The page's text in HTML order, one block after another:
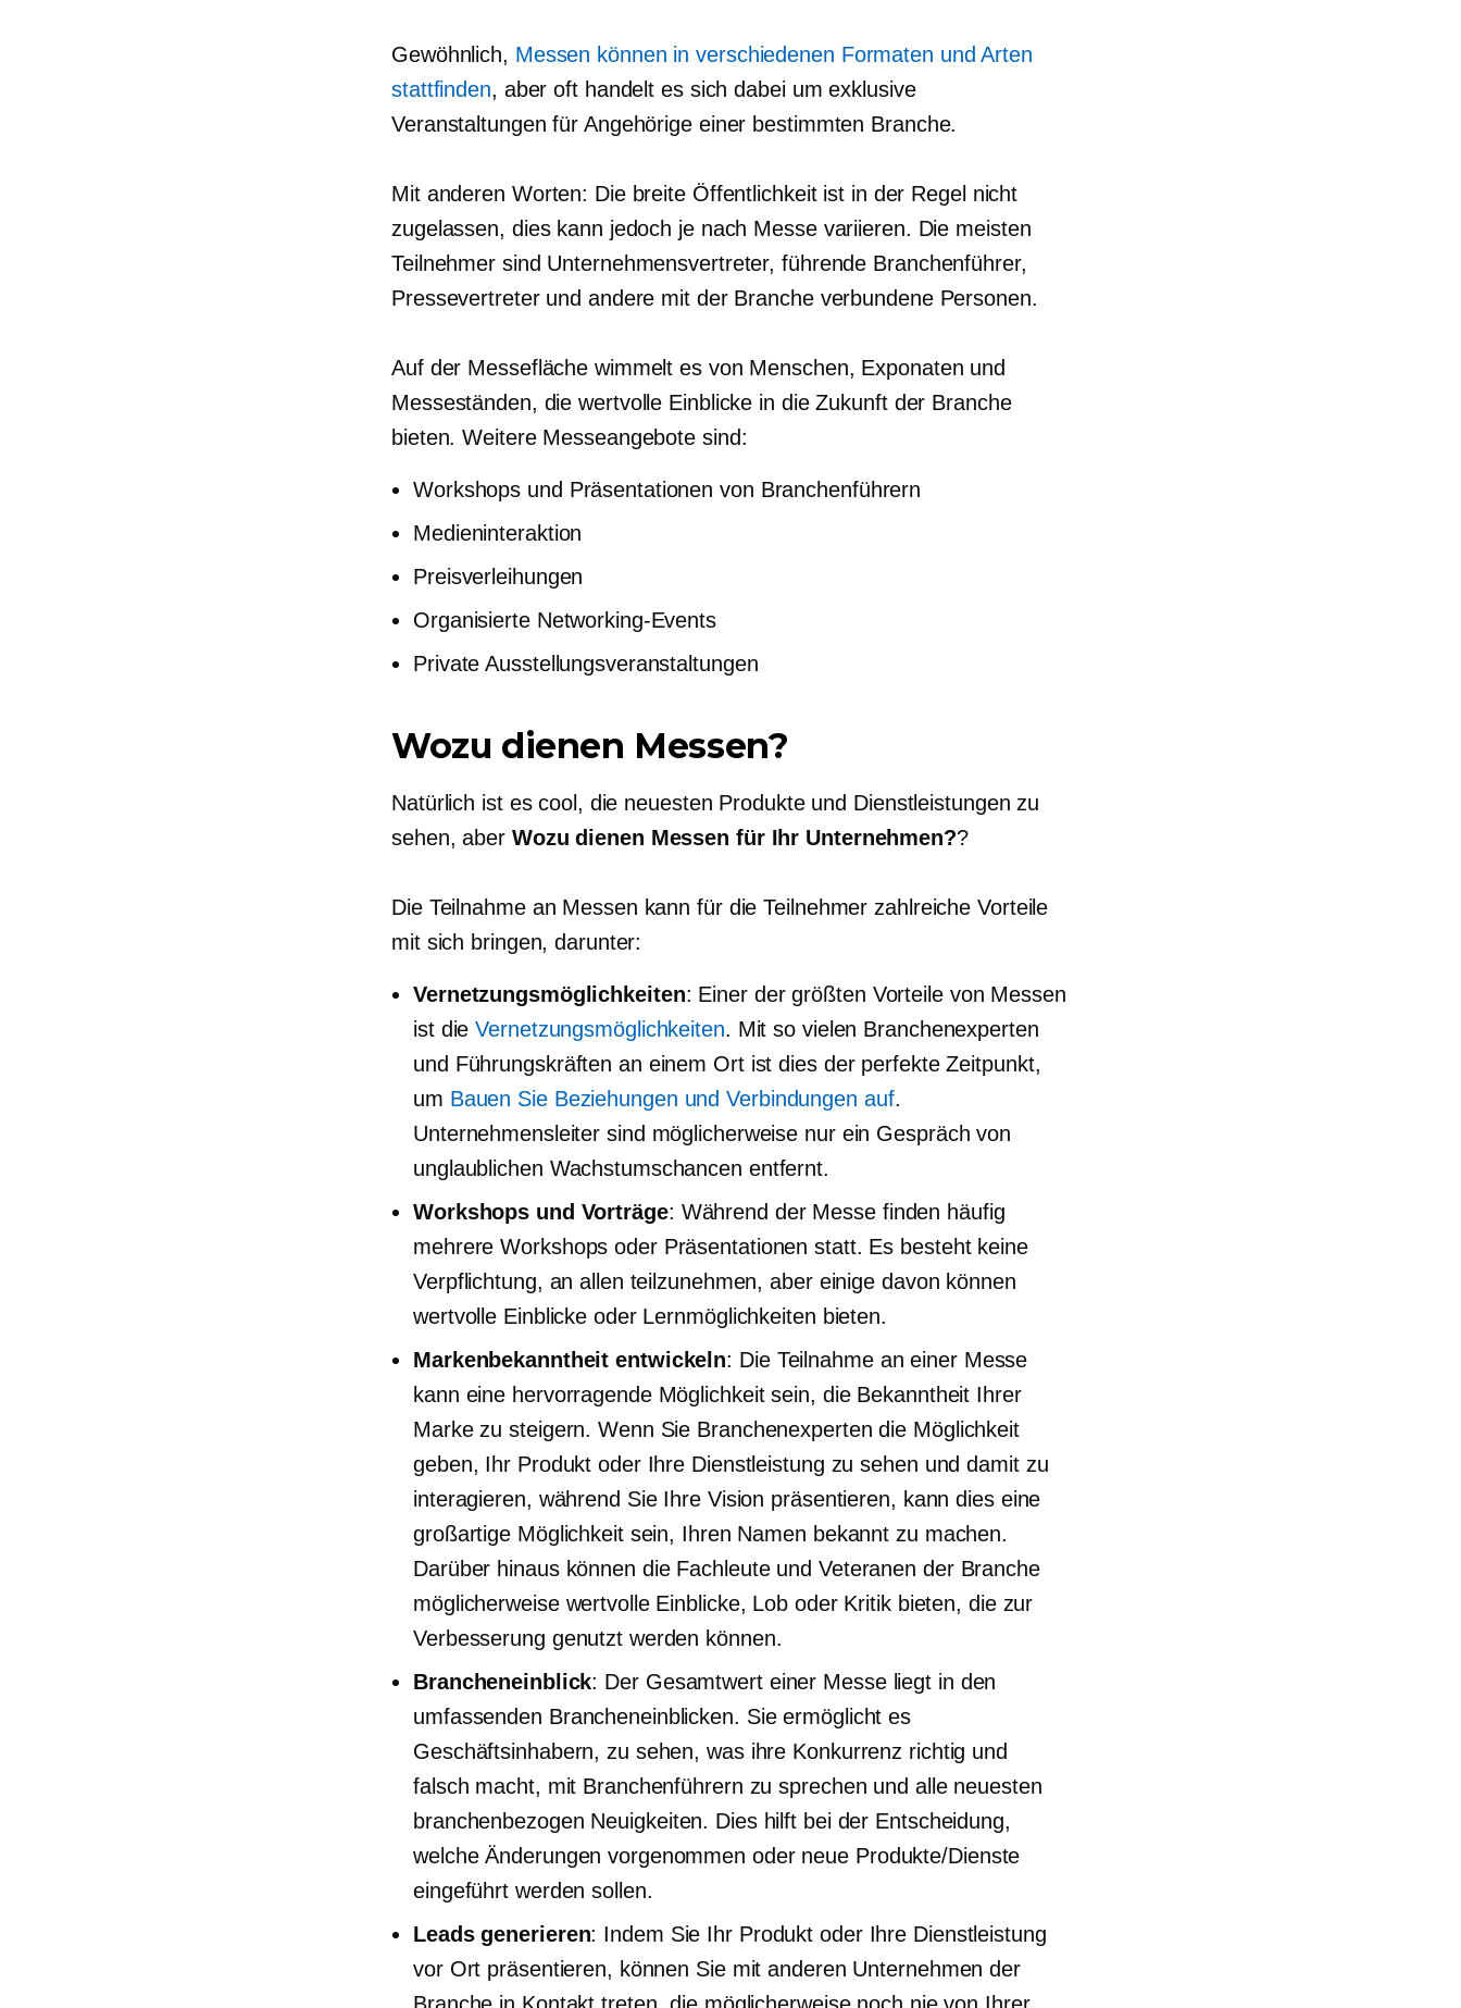
Gewöhnlich, Messen können in verschiedenen Formaten und Arten
stattfinden, aber oft handelt es sich dabei um exklusive
Veranstaltungen für Angehörige einer bestimmten Branche.
Mit anderen Worten: Die breite Öffentlichkeit ist in der Regel nicht
zugelassen, dies kann jedoch je nach Messe variieren. Die meisten
Teilnehmer sind Unternehmensvertreter, führende Branchenführer,
Pressevertreter und andere mit der Branche verbundene Personen.
Auf der Messefläche wimmelt es von Menschen, Exponaten und
Messeständen, die wertvolle Einblicke in die Zukunft der Branche
bieten. Weitere Messeangebote sind:
Workshops und Präsentationen von Branchenführern
Medieninteraktion
Preisverleihungen
Organisierte Networking-Events
Private Ausstellungsveranstaltungen
Wozu dienen Messen?
Natürlich ist es cool, die neuesten Produkte und Dienstleistungen zu
sehen, aber Wozu dienen Messen für Ihr Unternehmen??
Die Teilnahme an Messen kann für die Teilnehmer zahlreiche Vorteile
mit sich bringen, darunter:
Vernetzungsmöglichkeiten: Einer der größten Vorteile von Messen
ist dieVernetzungsmöglichkeiten. Mit so vielen Branchenexperten
und Führungskräften an einem Ort ist dies der perfekte Zeitpunkt,
um Bauen Sie Beziehungen und Verbindungen auf.
Unternehmensleiter sind möglicherweise nur ein Gespräch von
unglaublichen Wachstumschancen entfernt.
Workshops und Vorträge: Während der Messe finden häufig
mehrere Workshops oder Präsentationen statt. Es besteht keine
Verpflichtung, an allen teilzunehmen, aber einige davon können
wertvolle Einblicke oder Lernmöglichkeiten bieten.
Markenbekanntheit entwickeln: Die Teilnahme an einer Messe
kann eine hervorragende Möglichkeit sein, die Bekanntheit Ihrer
Marke zu steigern. Wenn Sie Branchenexperten die Möglichkeit
geben, Ihr Produkt oder Ihre Dienstleistung zu sehen und damit zu
interagieren, während Sie Ihre Vision präsentieren, kann dies eine
großartige Möglichkeit sein, Ihren Namen bekannt zu machen.
Darüber hinaus können die Fachleute und Veteranen der Branche
möglicherweise wertvolle Einblicke, Lob oder Kritik bieten, die zur
Verbesserung genutzt werden können.
Brancheneinblick: Der Gesamtwert einer Messe liegt in den
umfassenden Brancheneinblicken. Sie ermöglicht es
Geschäftsinhabern, zu sehen, was ihre Konkurrenz richtig und
falsch macht, mit Branchenführern zu sprechen und alle neuesten
branchenbezogen Neuigkeiten. Dies hilft bei der Entscheidung,
welche Änderungen vorgenommen oder neue Produkte/Dienste
eingeführt werden sollen.
Leads generieren: Indem Sie Ihr Produkt oder Ihre Dienstleistung
vor Ort präsentieren, können Sie mit anderen Unternehmen der